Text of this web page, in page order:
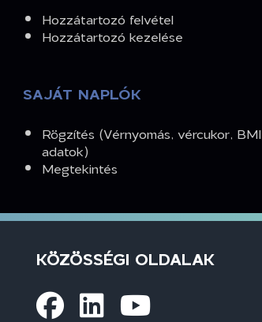
Hozzátartozó felvétel
Hozzátartozó kezelése
SAJÁT NAPLÓK
Rögzítés (Vérnyomás, vércukor, BMI
adatok)
Megtekintés
KÖZÖSSÉGI OLDALAK